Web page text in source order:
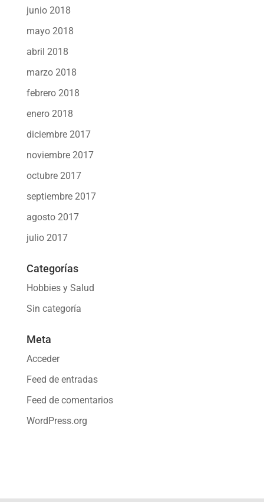
junio 2018
mayo 2018
abril 2018
marzo 2018
febrero 2018
enero 2018
diciembre 2017
noviembre 2017
octubre 2017
septiembre 2017
agosto 2017
julio 2017
Categorías
Hobbies y Salud
Sin categoría
Meta
Acceder
Feed de entradas
Feed de comentarios
WordPress.org